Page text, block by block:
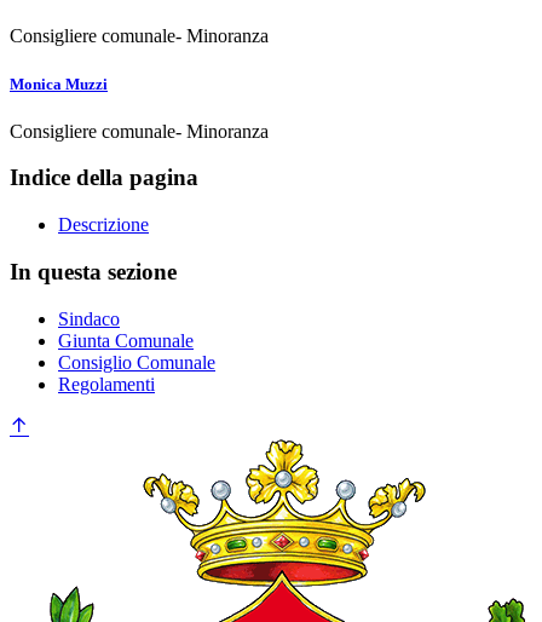
Consigliere comunale- Minoranza
Monica Muzzi
Consigliere comunale- Minoranza
Indice della pagina
Descrizione
In questa sezione
Sindaco
Giunta Comunale
Consiglio Comunale
Regolamenti